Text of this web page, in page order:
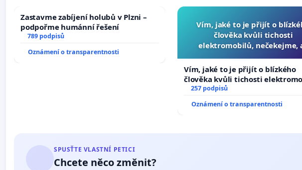
Zastavme zabíjení holubů v Plzni –
podpořme humánní řešení
789 podpisů
Oznámení o transparentnosti
Vím, jaké to je přijít o
člověka kvůli tichosti
elektromobilů, nečekejme,
auta!
Vím, jaké to je přijít o blízkého
člověka kvůli tichosti
nečekejme, až přibydou další,
zaveďme slyšitelná auta!
257 podpisů
Oznámení o transparentnosti
SPUSŤTE VLASTNÍ PETICI
Chcete něco změnit?